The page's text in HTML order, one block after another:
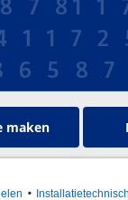
maken